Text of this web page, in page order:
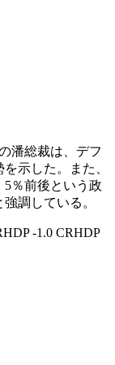
潘総裁は、デフ
示した。また、
％前後という政
調している。
-1.0 CRHDP